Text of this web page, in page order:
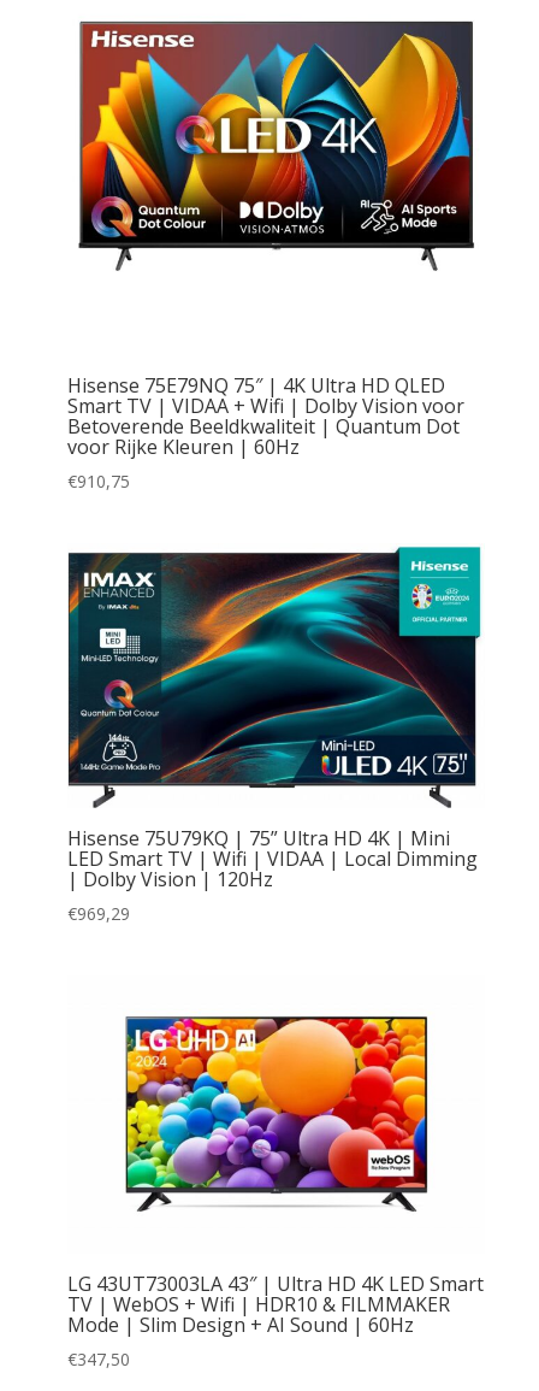
Hisense 75E79NQ 75″ | 4K Ultra HD QLED
Smart TV | VIDAA + Wifi | Dolby Vision voor
Betoverende Beeldkwaliteit | Quantum Dot
voor Rijke Kleuren | 60Hz
€910,75
Hisense 75U79KQ | 75” Ultra HD 4K | Mini
LED Smart TV | Wifi | VIDAA | Local Dimming
| Dolby Vision | 120Hz
€969,29
LG 43UT73003LA 43″ | Ultra HD 4K LED Smart
TV | WebOS + Wifi | HDR10 & FILMMAKER
Mode | Slim Design + AI Sound | 60Hz
€347,50